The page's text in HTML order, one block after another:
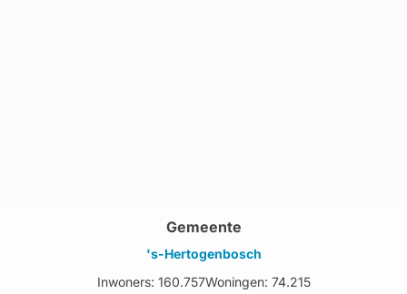
Gemeente
's-Hertogenbosch
Inwoners: 160.757Woningen: 74.215